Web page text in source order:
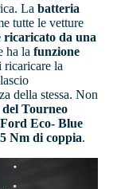
La batteria
tutte le vetture
ricaricato da una
ha la funzione
ricaricare la
della stessa. Non
Tourneo
Eco- Blue
Nm di coppia.